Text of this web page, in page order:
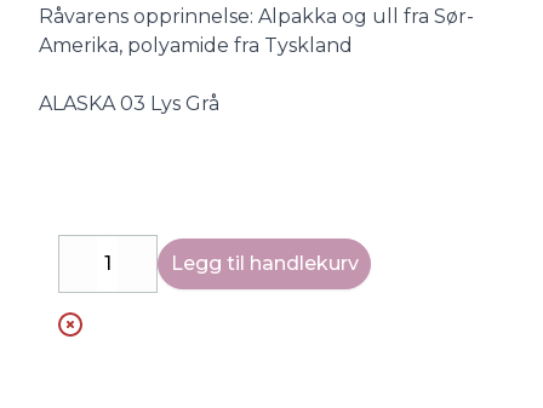
Råvarens opprinnelse: Alpakka og ull fra Sør-
Amerika, polyamide fra Tyskland
ALASKA 03 Lys Grå
DecreaseIncrease
Legg til handlekurv